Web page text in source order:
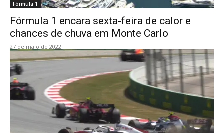
Fórmula 1
Fórmula 1 encara sexta-feira de calor e
chances de chuva em Monte Carlo
27 de maio de 2022